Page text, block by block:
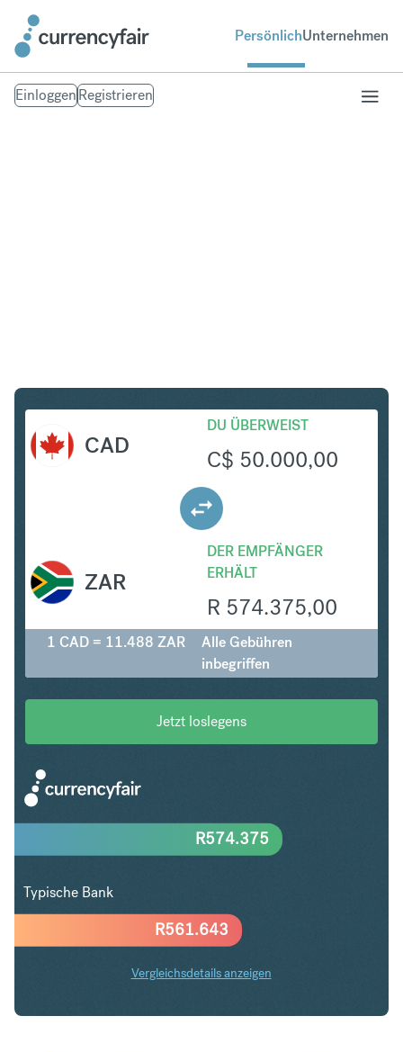
PersönlichUnternehmen
EinloggenRegistrieren
CAD
DU ÜBERWEIST
C$ 50.000,00
DER EMPFÄNGER
ERHÄLT
R 574.375,00
ZAR
1 CAD = 11.488 ZAR
Alle Gebühren
inbegriffen
Jetzt loslegens
R561.643
R574.375
Typische Bank
Vergleichsdetails anzeigen
CAD in ZAR Trends